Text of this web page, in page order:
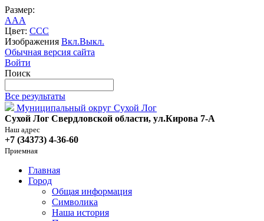
Размер:
AAA
Цвет: CCC
Изображения Вкл.Выкл.
Обычная версия сайта
Войти
Поиск
Все результаты
Муниципальный округ Сухой Лог
Сухой Лог Свердловской области, ул.Кирова 7-А
Наш адрес
+7 (34373) 4-36-60
Приемная
Главная
Город
Общая информация
Символика
Наша история